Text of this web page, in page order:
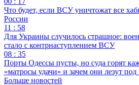
Что будет, если ВСУ уничтожат все
России
11 : 58
Для Украины случилось страшное:
стало с контрнаступлением ВСУ
08 : 35
Порты Одессы пусты, но суда горят
«матросы удачи» и зачем они лезут под
Больше новостей